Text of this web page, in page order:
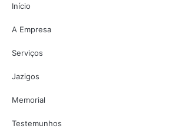
Início
A Empresa
Serviços
Jazigos
Memorial
Testemunhos